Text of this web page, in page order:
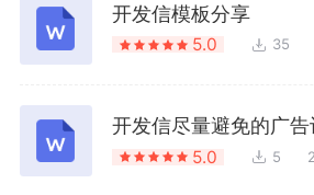
开发信模板分享
5.0 35
开发信尽量避免的广告
5.0 5